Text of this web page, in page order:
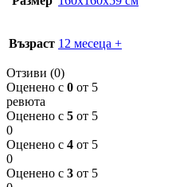
Възраст 12 месеца +
Отзиви (0)
Оценено с 0 от 5
ревюта
Оценено с 5 от 5
0
Оценено с 4 от 5
0
Оценено с 3 от 5